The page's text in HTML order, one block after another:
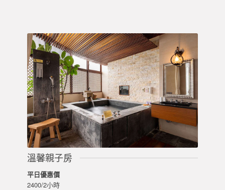
溫馨親子房
平日優惠價
2400/2小時